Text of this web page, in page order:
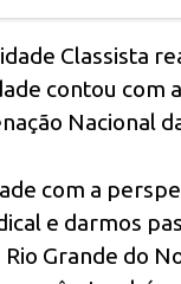
Classista
contou com
Nacional
com a
e darmos
Rio Grande do